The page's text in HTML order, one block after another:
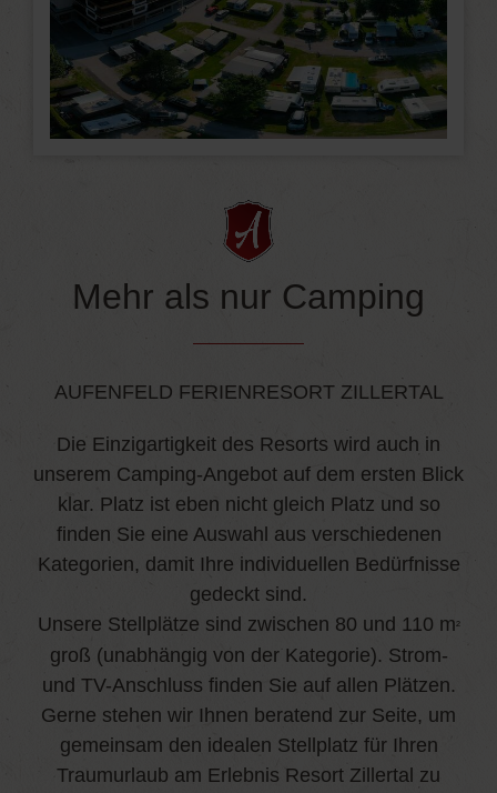
Mehr als nur Camping
AUFENFELD FERIENRESORT ZILLERTAL
Die Einzigartigkeit des Resorts wird auch in
unserem Camping-Angebot auf dem ersten Blick
klar. Platz ist eben nicht gleich Platz und so
finden Sie eine Auswahl aus verschiedenen
Kategorien, damit Ihre individuellen Bedürfnisse
gedeckt sind.
Unsere Stellplätze sind zwischen 80 und 110 m²
groß (unabhängig von der Kategorie). Strom-
und TV-Anschluss finden Sie auf allen Plätzen.
Gerne stehen wir Ihnen beratend zur Seite, um
gemeinsam den idealen Stellplatz für Ihren
Traumurlaub am Erlebnis Resort Zillertal zu